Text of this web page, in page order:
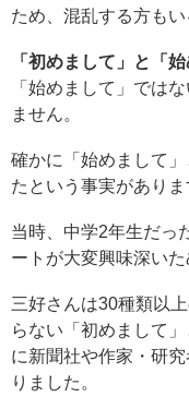
ため、混乱する方もい
「初めまして」と「
「始めまして」では
ません。
確かに「始めまして
たという事実がありま
当時、中学2年生だっ
ートが大変興味深いた
三好さんは30種類以
らない「初めまして
に新聞社や作家・研
りました。